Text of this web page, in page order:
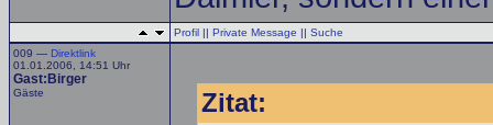
Profil || Private Message || Suche
009 — Direktlink
01.01.2006, 14:51 Uhr
Gast:Birger
Gäste Zitat: